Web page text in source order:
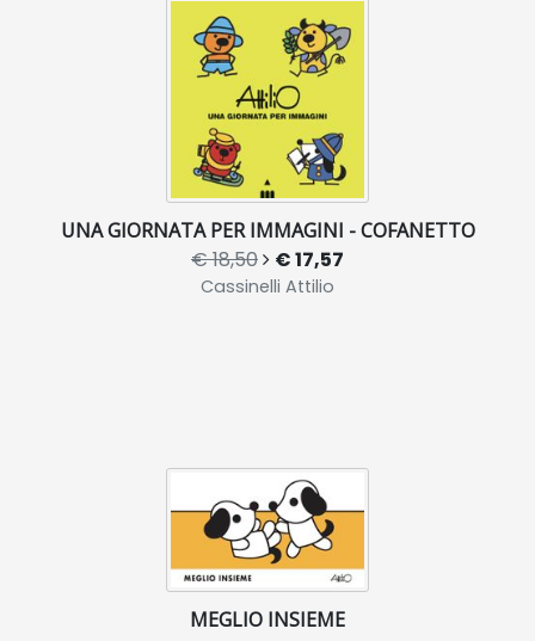
UNA GIORNATA PER IMMAGINI - COFANETTO
€ 18,50 € 17,57
Cassinelli Attilio
MEGLIO INSIEME